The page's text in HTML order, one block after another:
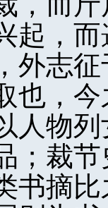
起，
外志
也，
人物
；裁
书摘